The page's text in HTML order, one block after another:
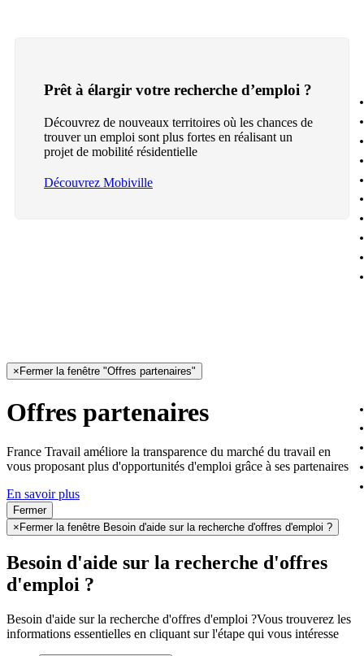
Prêt à élargir votre recherche d’emploi ?
Découvrez de nouveaux territoires où les chances de
trouver un emploi sont plus fortes en réalisant un
projet de mobilité résidentielle
Découvrez Mobiville
× Fermer la fenêtre "Offres partenaires"
Offres partenaires
France Travail améliore la transparence du marché du travail en
vous proposant plus d'opportunités d'emploi grâce à ses partenaires
En savoir plus
Fermer
× Fermer la fenêtre Besoin d'aide sur la recherche d'offres d'emploi ?
Besoin d'aide sur la recherche d'offres
d'emploi ?
Besoin d'aide sur la recherche d'offres d'emploi ?Vous trouverez les
informations essentielles en cliquant sur l'étape qui vous intéresse